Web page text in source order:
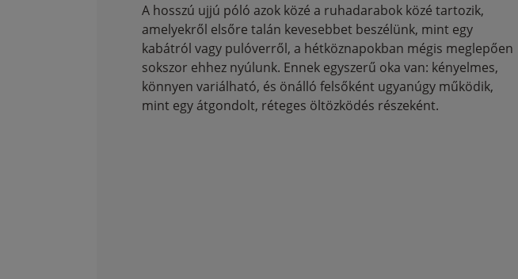
A hosszú ujjú póló azok közé a ruhadarabok közé tartozik,
amelyekről elsőre talán kevesebbet beszélünk, mint egy
kabátról vagy pulóverről, a hétköznapokban mégis meglepően
sokszor ehhez nyúlunk. Ennek egyszerű oka van: kényelmes,
könnyen variálható, és önálló felsőként ugyanúgy működik,
mint egy átgondolt, réteges öltözködés részeként.